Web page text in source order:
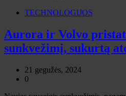
TECHNOLOGIJOS
Aurora ir Volvo
sunkvežimį, sukurtą
21 gegužės, 2024
0